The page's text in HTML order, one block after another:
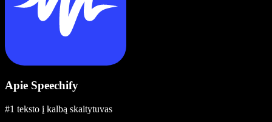
Apie Speechify
#1 teksto į kalbą skaitytuvas